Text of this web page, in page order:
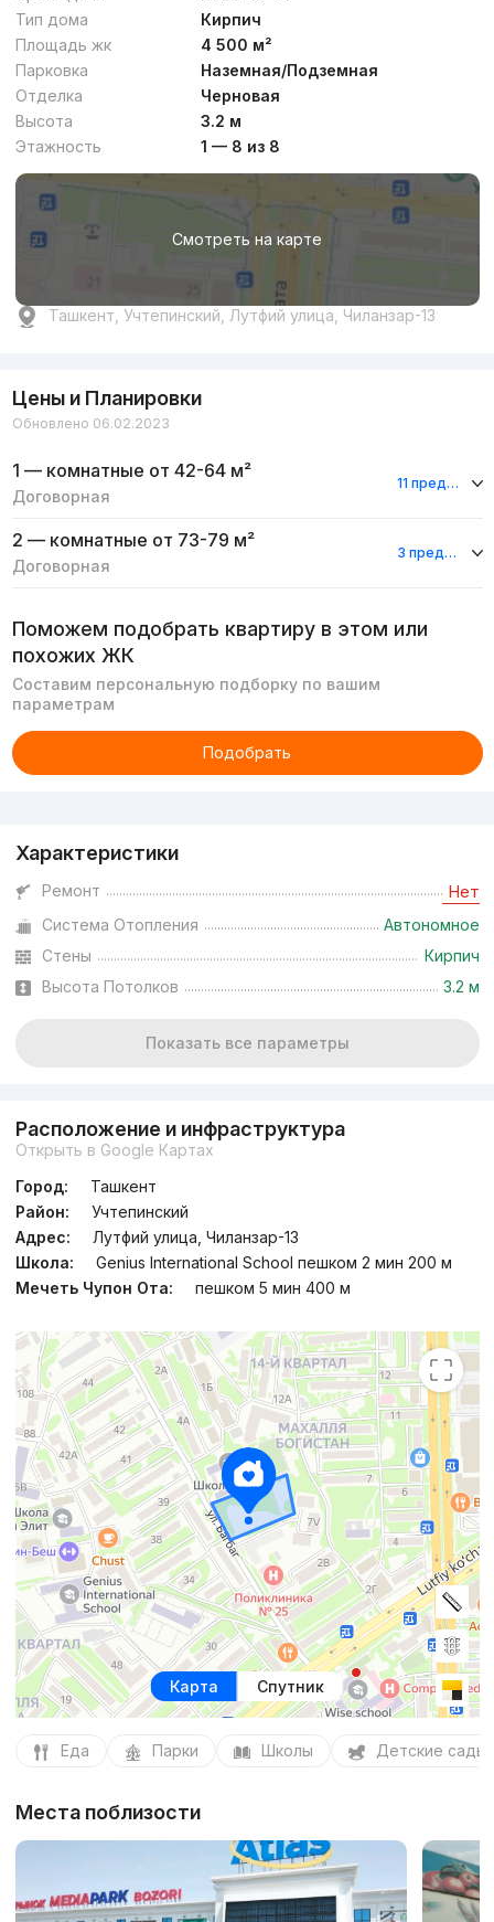
Тип дома
Кирпич
Площадь жк
4 500 м²
Парковка
Наземная/Подземная
Отделка
Черновая
Высота
3.2 м
Этажность
1 — 8 из 8
Смотреть на карте
Ташкент, Учтепинский, Лутфий улица, Чиланзар-13
Цены и Планировки
Обновлено 06.02.2023
1 — комнатные от 42-64 м²
Договорная
11 предложений
2 — комнатные от 73-79 м²
Договорная
3 предложения
Поможем подобрать квартиру в этом или
похожих ЖК
Составим персональную подборку по вашим
параметрам
Подобрать
Характеристики
Ремонт Нет
Система Отопления
Автономное
Стены
Кирпич
Высота Потолков
3.2 м
Показать все параметры
Расположение и инфраструктура
Открыть в Google Картах
Город:
Ташкент
Район:
Учтепинский
Адрес:
Лутфий улица, Чиланзар-13
Школа:
Genius International School пешком 2 мин 200 м
Мечеть Чупон Ота:
пешком 5 мин 400 м
Карта Спутник
Еда Парки Школы Детские сады
Места поблизости